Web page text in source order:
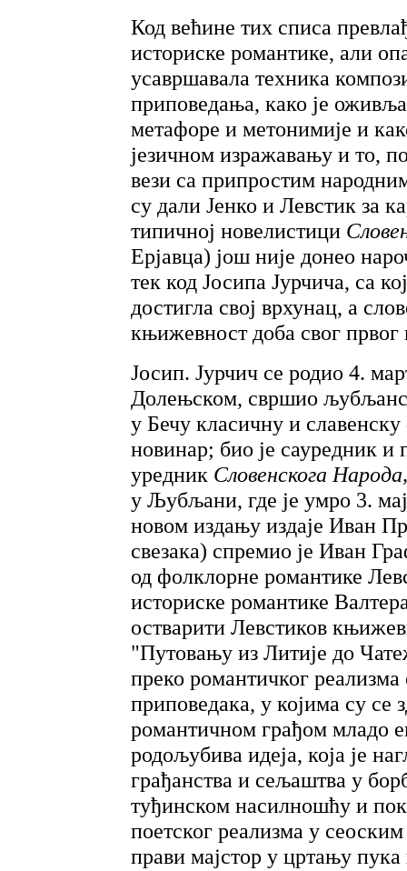
Код већине тих списа
историске романтике, али
усавршавала техника
приповедања, како је
метафоре и метонимије и
језичном изражавању и то,
вези са припростим
су дали Јенко и Левстик за
типичној новелистици
Ерјавца) још није донео
тек код Јосипа Јурчича, са
достигла свој врхунац, а
књижевност доба свог првог
Јосип. Јурчич се родио 4.
Долењском, свршио
у Бечу класичну и
новинар; био је сауредник и
уредник Словенскога
у Љубљани, где је умро 3.
новом издању издаје Иван
свезака) спремио је Иван
од фолклорне романтике
историске романтике
остварити Левстиков
"Путовању из Литије до
преко романтичког реализма
приповедака, у којима су
романтичном грађом младо
родољубива идеја, која је
грађанства и сељаштва у
туђинском насилношћу и
поетског реализма у
прави мајстор у цртању